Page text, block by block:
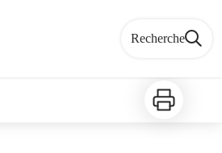
Recherche
Imprimer